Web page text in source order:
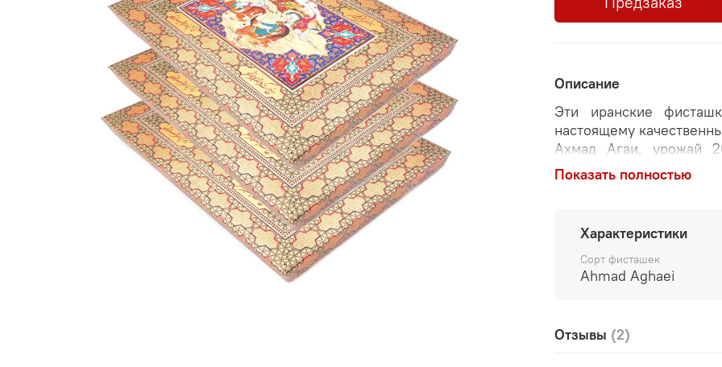
Описание
Эти иранские
настоящему
Ахмад Агаи, урожай
считается одним из
Такие фисташки редко
сорта отличаются
ароматом, который не
Легкая
благородную и очень
эксперимент ради
Показать полностью
Характеристики
Сорт фисташек
Ahmad Aghaei
Отзывы (2)